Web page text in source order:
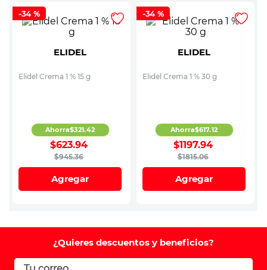
-34 %
ELIDEL
Elidel Crema 1 % 15 g
$945.36
$623.94
Ahorra$321.42
Agregar
-34 %
ELIDEL
Elidel Crema 1 % 30 g
$1815.06
$1197.94
Ahorra$617.12
Agregar
¿Quieres descuentos y beneficios?